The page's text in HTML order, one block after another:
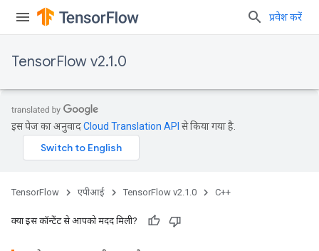
प्रवेश करें
TensorFlow v2.1.0
इस पेज का अनुवादCloud Translation API से किया गया है.
TensorFlow एपीआई TensorFlow v2.1.0 C++
क्या इस कॉन्टेंट से आपको मदद मिली?